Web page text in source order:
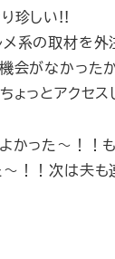
珍しい!!
系の取材を外
会がなかった
ょっとアクセス
かった〜！！
〜！！次は夫